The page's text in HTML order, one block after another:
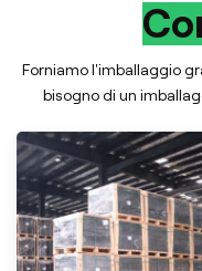
Forniamo l'imballaggio
bisogno di un